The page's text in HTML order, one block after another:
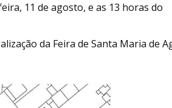
11 de agosto, e as 13 horas do
da Feira de Santa Maria de